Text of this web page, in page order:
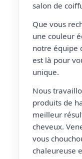
salon de
Que vous
une couleur
notre équipe
est là pour
unique.
Nous
produits de
meilleur
cheveux.
vous
chaleureuse